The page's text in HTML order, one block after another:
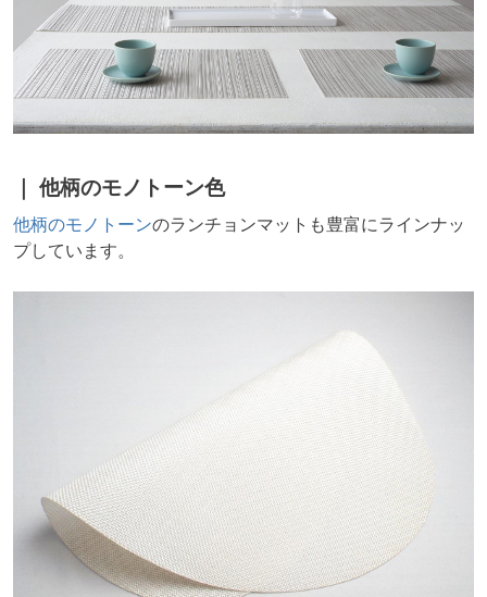
他柄のモノトーン色
他柄のモノトーンのランチョンマットも豊富にラインナッ
プしています。